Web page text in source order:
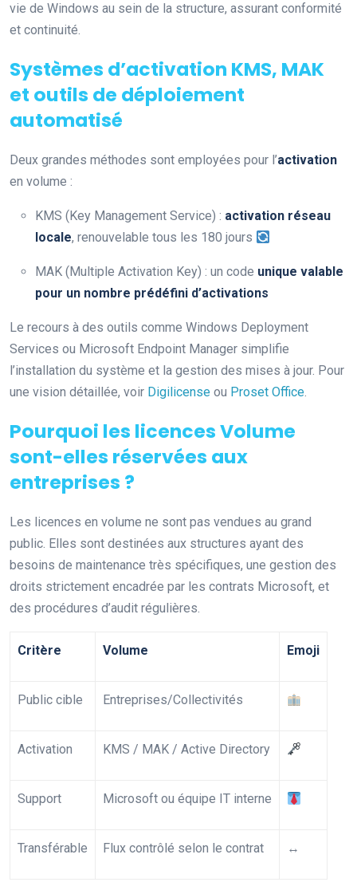
vie de Windows au sein de la structure, assurant conformité
et continuité.
Systèmes d’activation KMS, MAK
et outils de déploiement
automatisé
Deux grandes méthodes sont employées pour l’activation
en volume :
KMS (Key Management Service) : activation réseau
locale, renouvelable tous les 180 jours
MAK (Multiple Activation Key) : un code unique valable
pour un nombre prédéfini d’activations
Le recours à des outils comme Windows Deployment
Services ou Microsoft Endpoint Manager simplifie
l’installation du système et la gestion des mises à jour. Pour
une vision détaillée, voir Digilicense ou Proset Office.
Pourquoi les licences Volume
sont-elles réservées aux
entreprises ?
Les licences en volume ne sont pas vendues au grand
public. Elles sont destinées aux structures ayant des
besoins de maintenance très spécifiques, une gestion des
droits strictement encadrée par les contrats Microsoft, et
des procédures d’audit régulières.
Critère Volume Emoji
Public cible Entreprises/Collectivités
Activation KMS / MAK / Active Directory
Support Microsoft ou équipe IT interne
Transférable Flux contrôlé selon le contrat ↔️